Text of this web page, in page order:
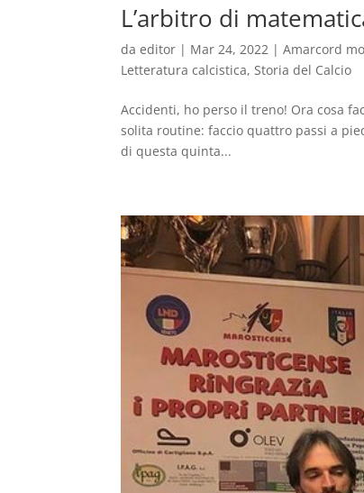
L’arbitro di
daeditor | Mar 24, 2022 |Amarcord
Letteratura calcistica, Storia del Calcio
Accidenti, ho perso il treno! Ora cosa
solita routine: faccio quattro passi a
di questa quinta...